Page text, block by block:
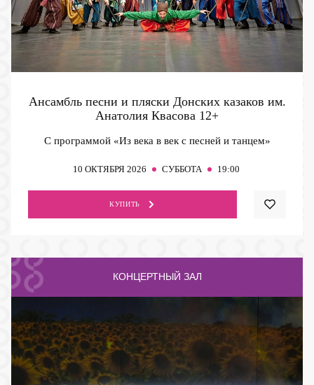
Ансамбль песни и пляски Донских казаков им.
Анатолия Квасова 12+
С программой «Из века в век с песней и танцем»
10 ОКТЯБРЯ 2026 СУББОТА 19:00
КУПИТЬ
КОНЦЕРТНЫЙ ЗАЛ